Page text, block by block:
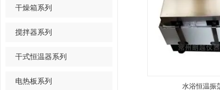
干燥箱系列
搅拌器系列
干式恒温器系列
电热板系列
水浴恒温振